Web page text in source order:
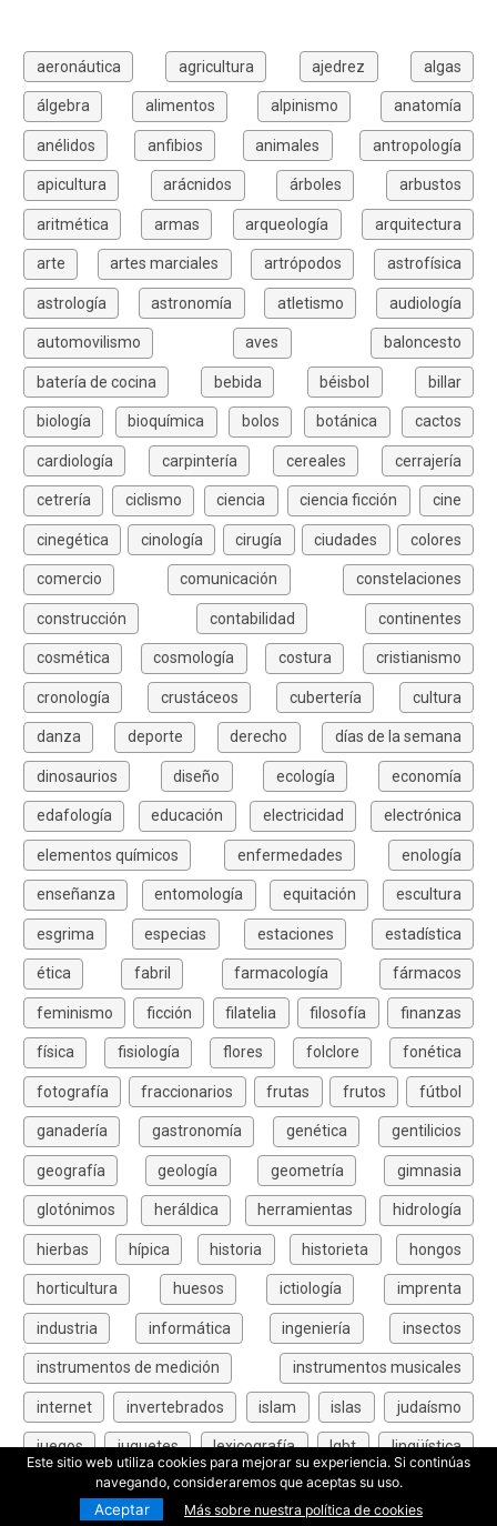
aeronáutica agricultura ajedrez algas
álgebra alimentos alpinismo anatomía
anélidos anfibios animales antropología
apicultura arácnidos árboles arbustos
aritmética armas arqueología arquitectura
arte artes marciales artrópodos astrofísica
astrología astronomía atletismo audiología
automovilismo aves baloncesto
batería de cocina bebida béisbol billar
biología bioquímica bolos botánica cactos
cardiología carpintería cereales cerrajería
cetrería ciclismo ciencia ciencia ficción cine
cinegética cinología cirugía ciudades colores
comercio comunicación constelaciones
construcción contabilidad continentes
cosmética cosmología costura cristianismo
cronología crustáceos cubertería cultura
danza deporte derecho días de la semana
dinosaurios diseño ecología economía
edafología educación electricidad electrónica
elementos químicos enfermedades enología
enseñanza entomología equitación escultura
esgrima especias estaciones estadística
ética fabril farmacología fármacos
feminismo ficción filatelia filosofía finanzas
física fisiología flores folclore fonética
fotografía fraccionarios frutas frutos fútbol
ganadería gastronomía genética gentilicios
geografía geología geometría gimnasia
glotónimos heráldica herramientas hidrología
hierbas hípica historia historieta hongos
horticultura huesos ictiología imprenta
industria informática ingeniería insectos
instrumentos de medición instrumentos musicales
internet invertebrados islam islas judaísmo
juegos juguetes lexicografía lgbt lingüística
literatura lógica lucha malabarismo
Este sitio web utiliza cookies para mejorar su experiencia. Si continúas
navegando, consideraremos que aceptas su uso.
Aceptar Más sobre nuestra política de cookies